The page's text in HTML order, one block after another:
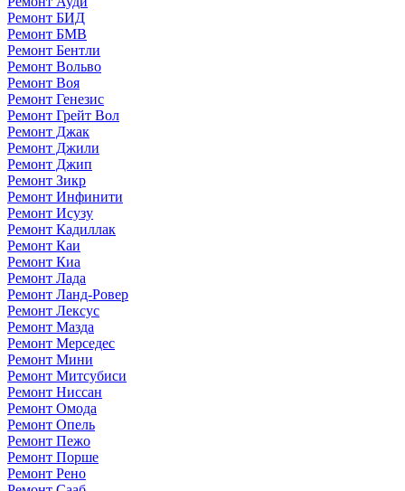
Ремонт БИД
Ремонт БМВ
Ремонт Бентли
Ремонт Вольво
Ремонт Воя
Ремонт Генезис
Ремонт Грейт Вол
Ремонт Джак
Ремонт Джили
Ремонт Джип
Ремонт Зикр
Ремонт Инфинити
Ремонт Исузу
Ремонт Кадиллак
Ремонт Каи
Ремонт Киа
Ремонт Лада
Ремонт Ланд-Ровер
Ремонт Лексус
Ремонт Мазда
Ремонт Мерседес
Ремонт Мини
Ремонт Митсубиси
Ремонт Ниссан
Ремонт Омода
Ремонт Опель
Ремонт Пежо
Ремонт Порше
Ремонт Рено